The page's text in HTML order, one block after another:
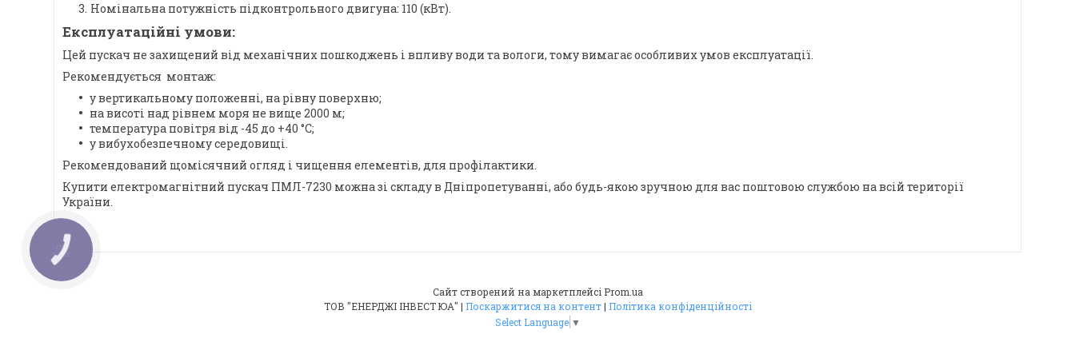
Номінальна потужність підконтрольного двигуна: 110 (кВт).
Експлуатаційні умови:
Цей пускач не захищений від механічних пошкоджень і впливу води та вологи, тому вимагає особливих умов експлуатації.
Рекомендується монтаж:
у вертикальному положенні, на рівну поверхню;
на висоті над рівнем моря не вище 2000 м;
температура повітря від -45 до +40 °C;
у вибухобезпечному середовищі.
Рекомендований щомісячний огляд і чищення елементів, для профілактики.
Купити електромагнітний пускач ПМЛ-7230 можна зі складу в Дніпропетуванні, або будь-якою зручною для вас поштовою службою на всій території
України.
Сайт створений на маркетплейсі Prom.ua
ТОВ "ЕНЕРДЖІ ІНВЕСТ ЮА" | Поскаржитися на контент | Політика конфіденційності
Select Language ▼
КНОПКА
ЗВ'ЯЗКУ